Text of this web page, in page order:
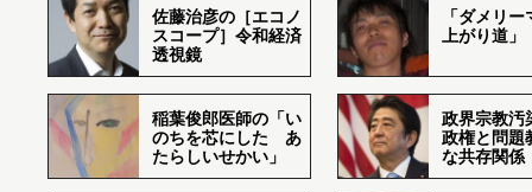
佐藤治彦の［エコノ
スコープ］令和経済
透視鏡
「ダメリ
上がり道」
稲葉俊郎医師の「い
のちを芯にした あ
たらしいせかい」
政界宗教汚
政権と問題
な共存関係